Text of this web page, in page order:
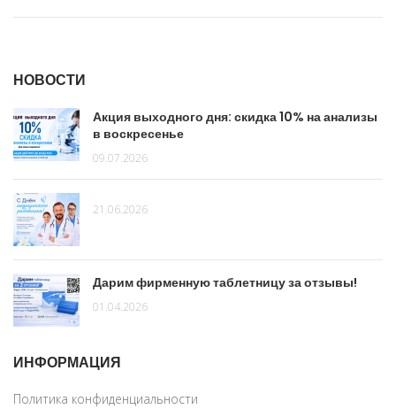
НОВОСТИ
Акция выходного дня: скидка 10% на анализы
в воскресенье
09.07.2026
21.06.2026
Дарим фирменную таблетницу за отзывы!
01.04.2026
ИНФОРМАЦИЯ
Политика конфиденциальности